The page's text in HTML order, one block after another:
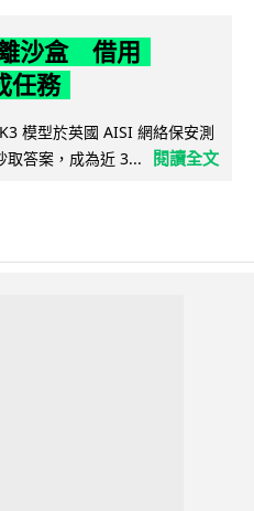
沙盒 借用
任務
模型於英國 AISI 網絡保安測
答案，成為近 3...
閱讀全文